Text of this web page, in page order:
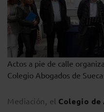
Actos a pie de calle
Colegio Abogados de Sueca
Mediación, el Colegio de